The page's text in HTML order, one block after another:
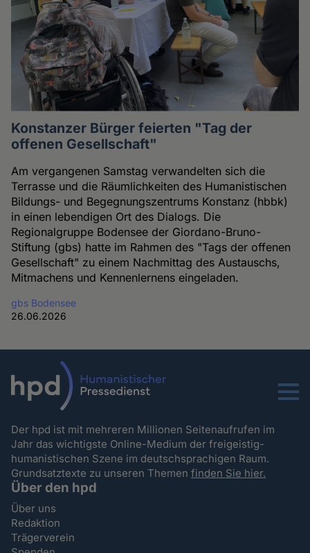
Konstanzer Bürger feierten "Tag der
offenen Gesellschaft"
Am vergangenen Samstag verwandelten sich die
Terrasse und die Räumlichkeiten des Humanistischen
Bildungs- und Begegnungszentrums Konstanz (hbbk)
in einen lebendigen Ort des Dialogs. Die
Regionalgruppe Bodensee der Giordano-Bruno-
Stiftung (gbs) hatte im Rahmen des "Tags der offenen
Gesellschaft" zu einem Nachmittag des Austauschs,
Mitmachens und Kennenlernens eingeladen.
gbs Bodensee
26.06.2026
Menu
Der hpd ist mit mehreren Millionen Seitenaufrufen im
Jahr das wichtigste Online-Medium der freigeistig-
humanistischen Szene im deutschsprachigen Raum.
Grundsatztexte zu unseren Themenfinden Sie hier.
Über den hpd
Über uns
Redaktion
Trägerverein